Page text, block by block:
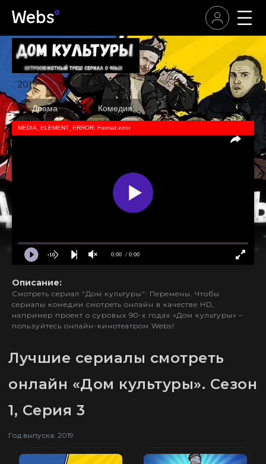
2019
Драма Комедия
0:00 / 0:00
MEDIA_ELEMENT_ERROR: Format error
Описание:
Смотреть сериал "Дом культуры": Перемены. Чтобы
сериалы комедии смотреть онлайн в качестве HD,
например проект о суровых 90-х годах «Дом культуры» –
пользуйтесь онлайн-кинотеатром Webs!
Лучшие сериалы смотреть
онлайн «Дом культуры». Сезон
1, Серия 3
Год выпуска: 2019